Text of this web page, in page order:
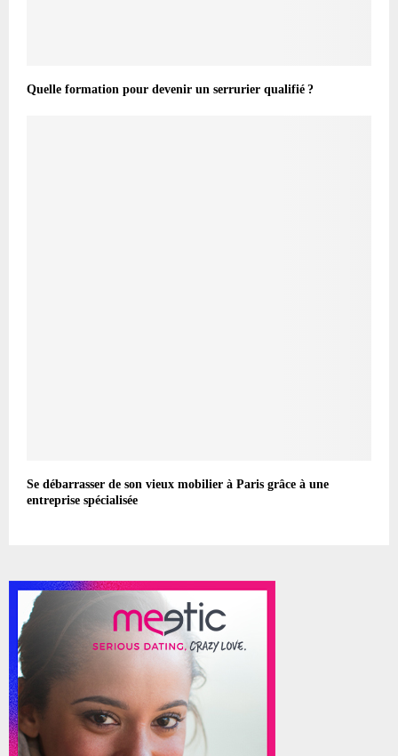
Quelle formation pour devenir un serrurier qualifié ?
Se débarrasser de son vieux mobilier à Paris grâce à une
entreprise spécialisée